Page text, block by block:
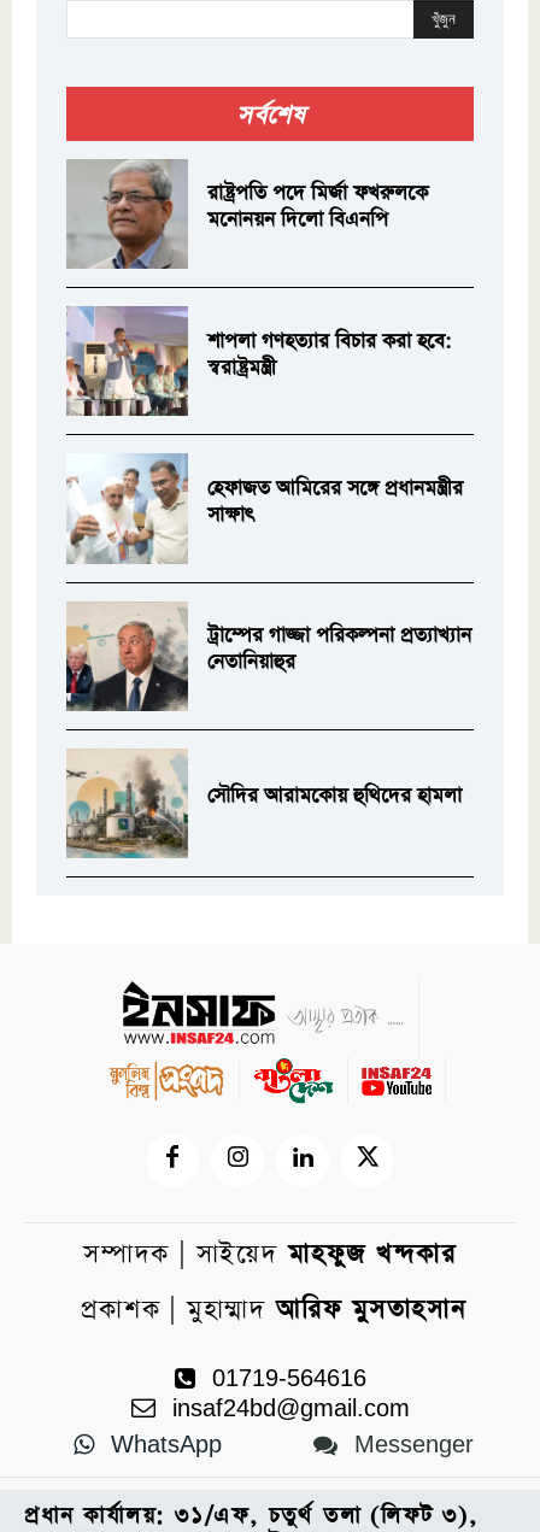
খুঁজুন
সর্বশেষ
রাষ্ট্রপতি পদে মির্জা ফখরুলকে
মনোনয়ন দিলো বিএনপি
শাপলা গণহত্যার বিচার করা হবে:
স্বরাষ্ট্রমন্ত্রী
হেফাজত আমিরের সঙ্গে প্রধানমন্ত্রীর
সাক্ষাৎ
ট্রাম্পের গাজ্জা পরিকল্পনা প্রত্যাখ্যান
নেতানিয়াহুর
সৌদির আরামকোয় হুথিদের হামলা
সম্পাদক | সাইয়েদমাহফুজ খন্দকার
প্রকাশক | মুহাম্মাদআরিফ মুসতাহসান
01719-564616
insaf24bd@gmail.com
WhatsApp
Messenger
প্রধান কার্যালয়: ৩১/এফ, চতুর্থ তলা (লিফট ৩),